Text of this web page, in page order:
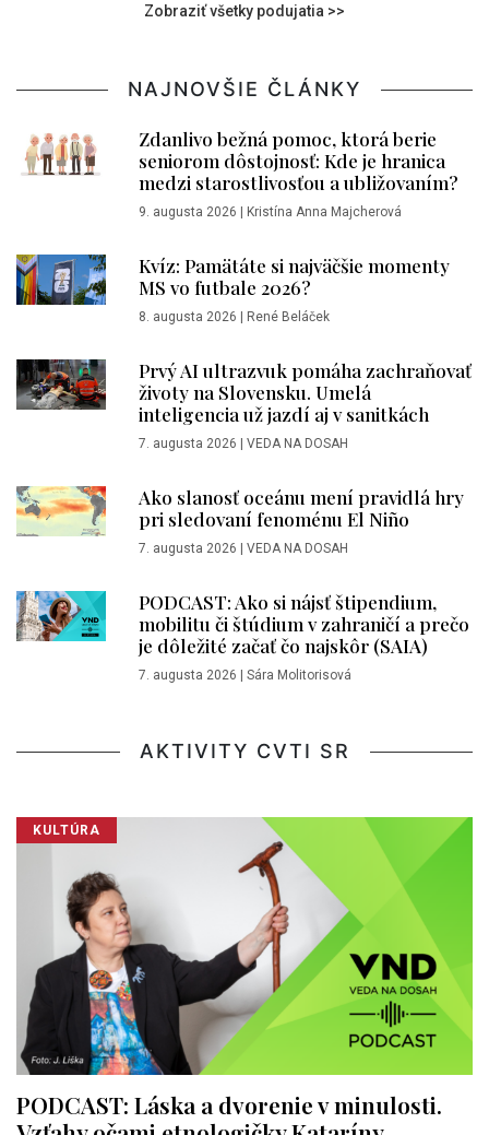
Zobraziť všetky podujatia >>
NAJNOVŠIE ČLÁNKY
Zdanlivo bežná pomoc, ktorá berie
seniorom dôstojnosť: Kde je hranica
medzi starostlivosťou a ubližovaním?
9. augusta 2026 | Kristína Anna Majcherová
Kvíz: Pamätáte si najväčšie momenty
MS vo futbale 2026?
8. augusta 2026 | René Beláček
Prvý AI ultrazvuk pomáha zachraňovať
životy na Slovensku. Umelá
inteligencia už jazdí aj v sanitkách
7. augusta 2026 | VEDA NA DOSAH
Ako slanosť oceánu mení pravidlá hry
pri sledovaní fenoménu El Niño
7. augusta 2026 | VEDA NA DOSAH
PODCAST: Ako si nájsť štipendium,
mobilitu či štúdium v zahraničí a prečo
je dôležité začať čo najskôr (SAIA)
7. augusta 2026 | Sára Molitorisová
AKTIVITY CVTI SR
KULTÚRA
PODCAST: Láska a dvorenie v minulosti.